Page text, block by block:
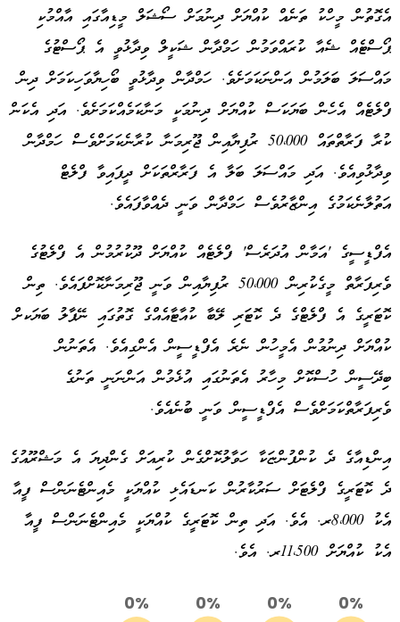
އެގޮތުން މީހްކު ތަނެއް ކުއްޔަށް ދިނުމަށް ސޯޝަލް މީޑިއާގައި އާއްމުކި
ޕޯސްޓެއް ޝެއާ ކުރައްވަމުން ހަމްދާން ޝަކީލް ވިދާޅުވީ އެ ޕޯސްޓުގެ
މައްސަލަ ބަލަމުން އަންނަކަމަށެވެ. ހަމްދާން ވިދާޅުވީ ބޯހިޔާވަހިކަމަށް ދިން
ފްލެޓެއް އެހެން ބަޔަކަސް ކުއްޔަށް ދިނުމަކީ މަނާކަމެއްކަމަށެވެ. އަދި އެކަން
ކުރާ ފަރާތްތައް 50،000 ރުފިޔާއިން ޖޫރިމަނާ ކުރާނެކަމަށްވެސް ހަމްދާން
ވިދާޅުވިއެވެ. އަދި މައްސަލަ ބަލާ އެ ފަރާރްތަކަށް ދީފައިވާ ފްލެޓް
އަތުލާނެކަމުގެ އިންޒާރުވެސް ހަމްދާން ވަނީ ދެއްވާފައެވެ.
އެފްޑީސީގެ 'އަމާން އުދަރެސް' ފްލެޓެއް ކުއްޔަށް ދޫކުރުމުން އެ ފްލެޓުގެ
ވެރިފަރާތް މީގެކުރިން 50،000 ރުފިޔާއިން ވަނީ ޖޫރިމަނާކޮށްފައެވެ. ތިން
ކޮޓަރީގެ އެ ފްލެޓްގެ ދެ ކޮޓަރި ލޭބާ ކުއާޓާއެއްގެ ގޮތުގައި ނޭޕާލު ބަޔަކށް
ކުއްޔަށް ދިނުމުން އެމީހުން ނެރެ އެފްޑީސީން އެންގިއެވެ. އެތަނުން
ބިދޭސީން ހުސްކޮށް މިހާރު އެތަނުގައި އުޅެމުން އަންނަނީ ތަނުގެ
ވެރިފަރާތްކަމަށްވެސް އެފްޑީސީން ވަނީ ބުނެއެވެ.
އިންޑިއާގެ ދެ ކުންފުންޏަކާ ހަވާލުކޮށްގެން ކުރިއަށް ގެންދިޔަ އެ މަޝްރޫއުގެ
ދެ ކޮޓަރީގެ ފްލެޓަށް ސަރުކާރުން ކަނޑައެޅި ކުއްޔަކީ މެއިންޓެނަންސް ފީއާ
އެކު 8،000ރ. އެވެ. އަދި ތިން ކޮޓަރީގެ ކުއްޔަކީ މެއިންޓެނަންސް ފީއާ
އެކު ކުއްޔަށް 11،500ރ. އެވެ.
0%
0%
0%
0%